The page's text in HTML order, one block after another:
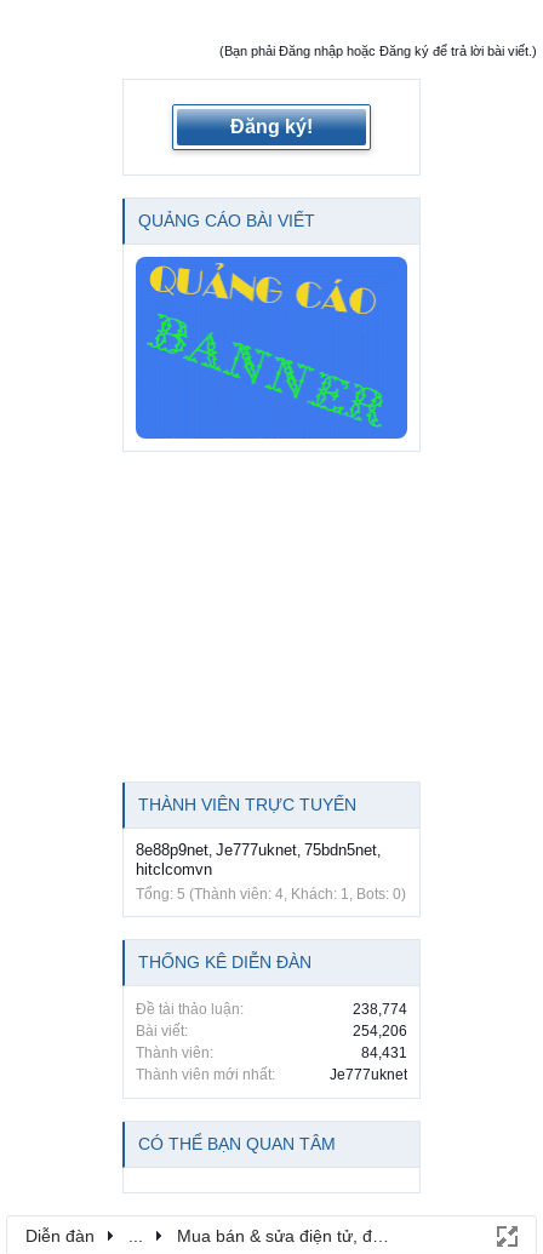
(Bạn phải Đăng nhập hoặc Đăng ký để trả lời bài viết.)
Đăng ký!
QUẢNG CÁO BÀI VIẾT
THÀNH VIÊN TRỰC TUYẾN
8e88p9net Je777uknet 75bdn5net
hitclcomvn
Tổng: 5 (Thành viên: 4, Khách: 1, Bots: 0)
THỐNG KÊ DIỄN ĐÀN
Đề tài thảo luận:
238,774
Bài viết:
254,206
Thành viên:
84,431
Thành viên mới nhất:
Je777uknet
CÓ THỂ BẠN QUAN TÂM
Diễn đàn Mua bán & sửa điện tử, điện lạnh